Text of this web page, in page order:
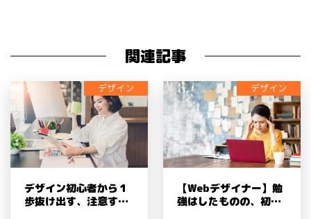
関連記事
デザイン
デザイン初心者から１
歩抜け出す、注意すべ
デザイン
【Webデザイナー】勉
強はしたものの、初案